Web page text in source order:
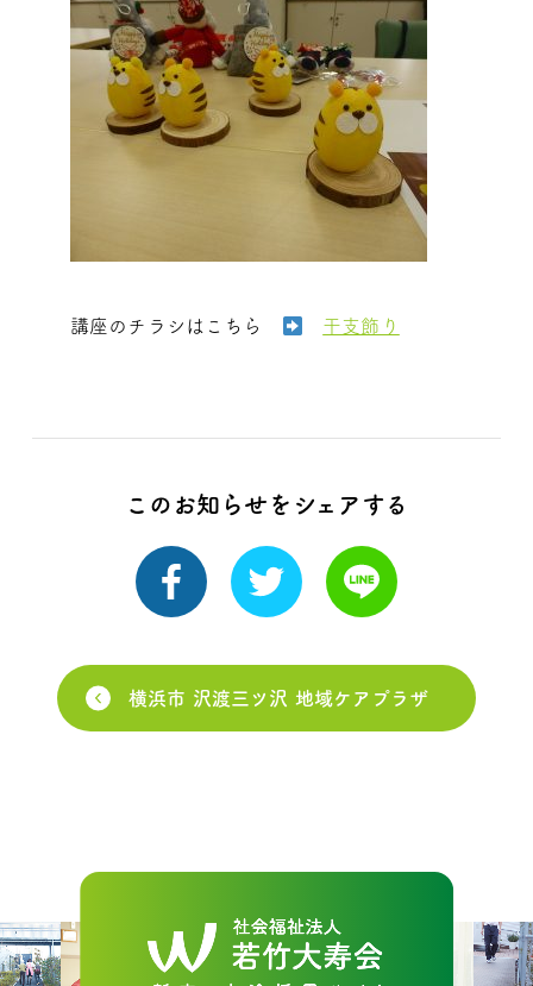
講座のチラシはこちら 干支飾り
このお知らせをシェアする
横浜市 沢渡三ツ沢 地域ケアプラザ